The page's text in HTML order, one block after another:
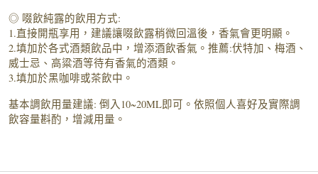
◎ 啜飲純露的飲用方式:
1.直接開瓶享用，建議讓啜飲露稍微回溫後，香氣會更明顯。
2.填加於各式酒類飲品中，增添酒飲香氣。推薦:伏特加、梅酒、
威士忌、高粱酒等待有香氣的酒類。
3.填加於黑咖啡或茶飲中。
基本調飲用量建議: 倒入10~20ML即可。依照個人喜好及實際調
飲容量斟酌，增減用量。